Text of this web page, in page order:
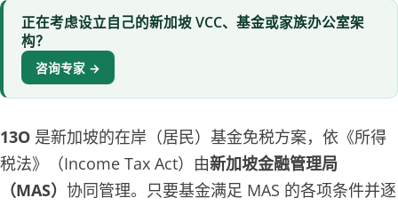
正在考虑设立自己的新加坡 VCC、基金或家族办公室架
构？
咨询专家 →
13O 是新加坡的在岸（居民）基金免税方案，依《所得
税法》（Income Tax Act）由新加坡金融管理局
（MAS） 协同管理。只要基金满足 MAS 的各项条件并逐